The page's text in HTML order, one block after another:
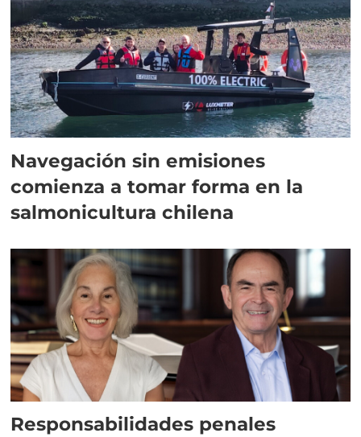
Navegación sin emisiones
comienza a tomar forma en la
salmonicultura chilena
Responsabilidades penales